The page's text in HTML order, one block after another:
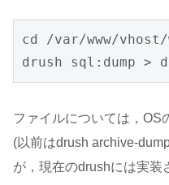
cd /var/www/vhost/
drush sql:dump >
ファイルについては，OS
(以前はdrush archive-
が，現在のdrushには実装